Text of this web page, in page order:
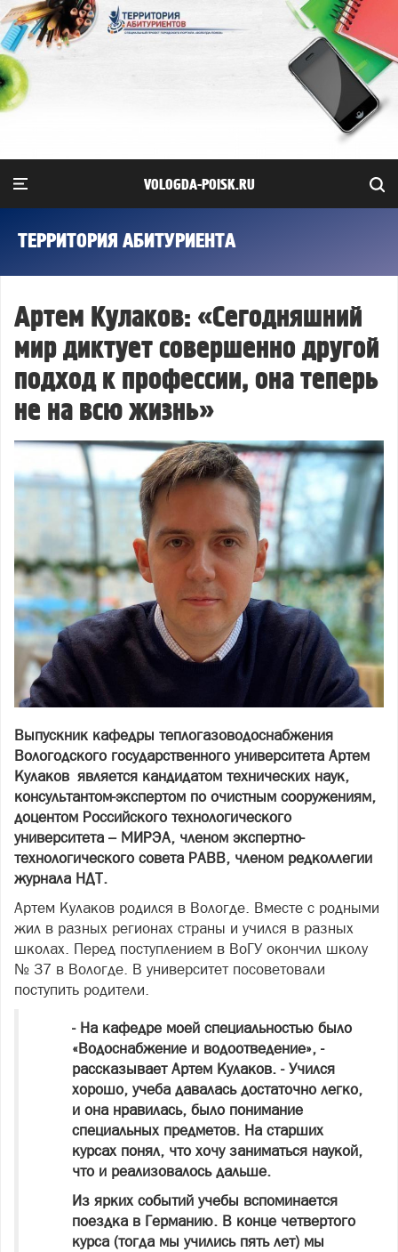
VOLOGDA-POISK.RU
ТЕРРИТОРИЯ АБИТУРИЕНТА
Артем Кулаков: «Сегодняшний
мир диктует совершенно другой
подход к профессии, она теперь
не на всю жизнь»
Выпускник кафедры теплогазоводоснабжения
Вологодского государственного университета Артем
Кулаков является кандидатом технических наук,
консультантом-экспертом по очистным сооружениям,
доцентом Российского технологического
университета – МИРЭА, членом экспертно-
технологического совета РАВВ, членом редколлегии
журнала НДТ.
Артем Кулаков родился в Вологде. Вместе с родными
жил в разных регионах страны и учился в разных
школах. Перед поступлением в ВоГУ окончил школу
№ 37 в Вологде. В университет посоветовали
поступить родители.
- На кафедре моей специальностью было
«Водоснабжение и водоотведение», -
рассказывает Артем Кулаков. - Учился
хорошо, учеба давалась достаточно легко,
и она нравилась, было понимание
специальных предметов. На старших
курсах понял, что хочу заниматься наукой,
что и реализовалось дальше.
Из ярких событий учебы вспоминается
поездка в Германию. В конце четвертого
курса (тогда мы учились пять лет) мы